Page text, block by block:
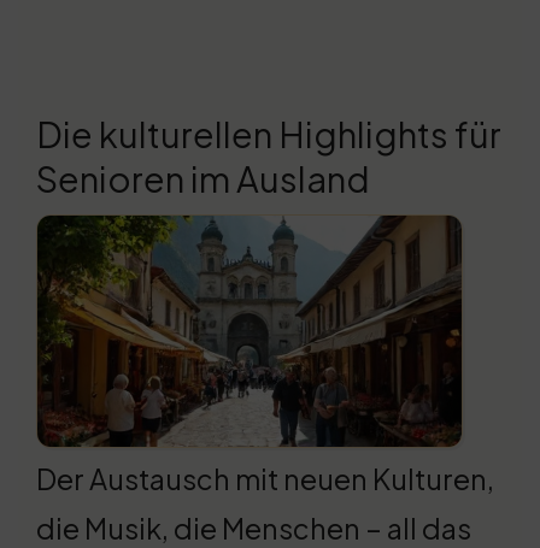
Die kulturellen Highlights für
Senioren im Ausland
Der Austausch mit neuen Kulturen,
die Musik, die Menschen – all das